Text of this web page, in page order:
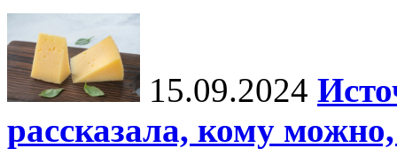
15.09.2024
рассказала, кому